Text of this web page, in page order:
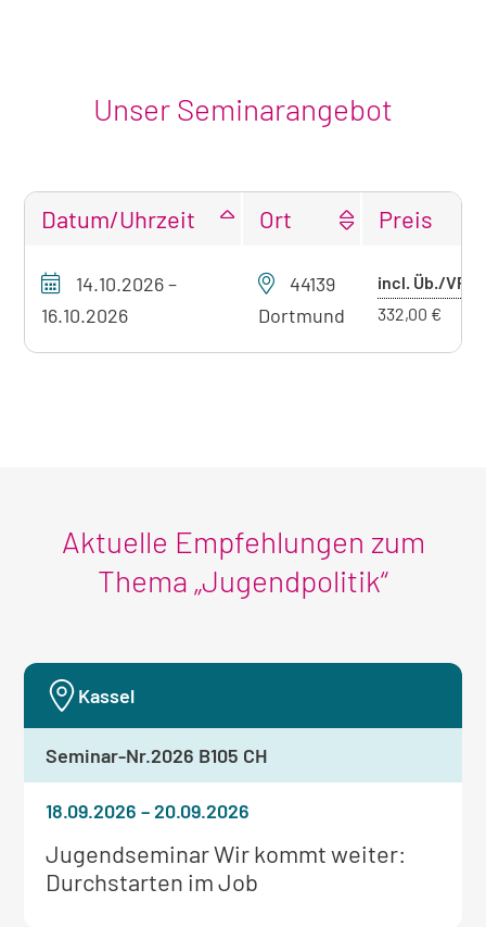
Unser Seminarangebot
Übersicht
unseres
Seminarangebots
Datum/Uhrzeit Ort Preis
14.10.2026–
16.10.2026
44139
Dortmund
incl. Üb./VP
332,00 €
Aktuelle Empfehlungen zum
Thema „Jugendpolitik“
Weitere
Informationen
Jugendseminar Wir kommt weiter:
Durchstarten im Job
18.09.2026–20.09.2026
Kassel
Seminar-Nr.2026 B105 CH